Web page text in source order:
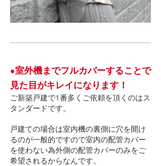
​●室外機までフルカバーすることで
見た目がキレイになります！
ご新築戸建で1番多くご依頼を頂くのはス
タンダードです。
戸建ての場合は室内機の裏側に穴を開け
るのが一般的ですので室内の配管カバー
を使わない為外側の配管カバーのみをご
希望されるからなんです。